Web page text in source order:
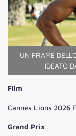
UN FRAME
IDEATO
Film
Cannes Lions 2026
Grand Prix